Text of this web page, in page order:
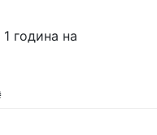
година на